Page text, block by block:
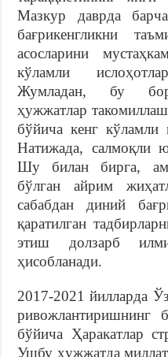
Мазкур даврда
бағрикенгликни
асосларини
кўламли
Жумладан, бу
ҳужжатлар
бўйича кенг
Натижада, салмоқли
Шу билан бирга,
бўлган айрим
сабабдан диний
қаратилган
этиш долзарб
ҳисобланади.
2017-2021 йилларда
ривож­лан­тиришнинг
бўйича Ҳаракатлар
Ушбу ҳужжатда